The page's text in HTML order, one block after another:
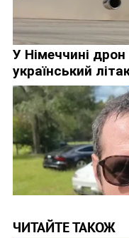
ЧИТАЙТЕ ТАКОЖ